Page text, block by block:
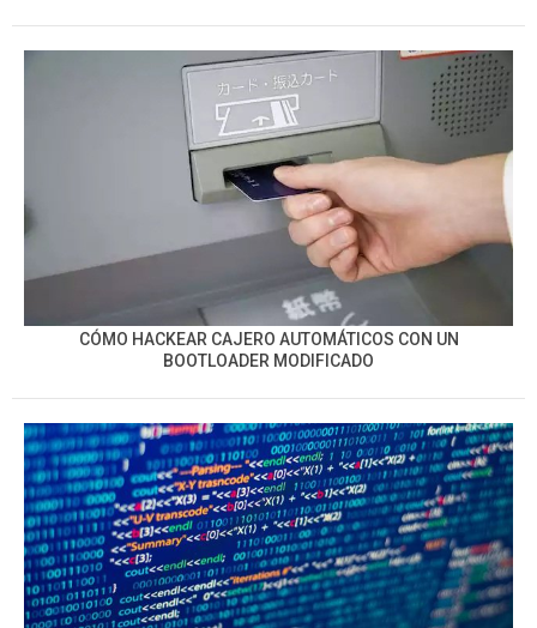
CÓMO HACKEAR CAJERO AUTOMÁTICOS CON UN
BOOTLOADER MODIFICADO